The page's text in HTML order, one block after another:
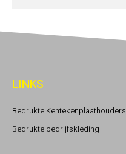
LINKS
Bedrukte Kentekenplaathouders
Bedrukte bedrijfskleding